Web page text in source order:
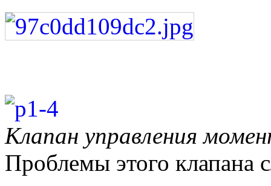
Клапан управления
Проблемы этого клапана